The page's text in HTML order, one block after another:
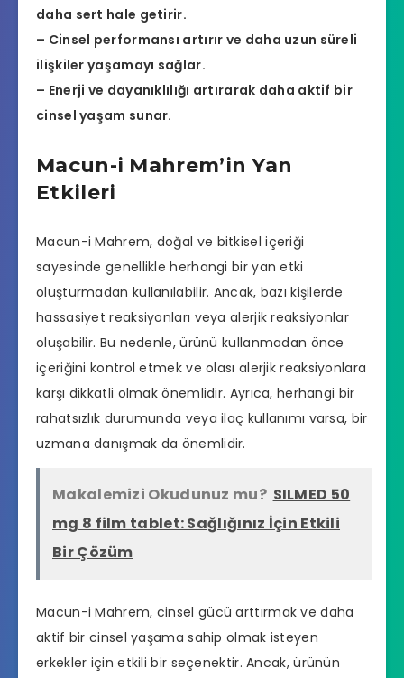
daha sert hale getirir.
– Cinsel performansı artırır ve daha uzun süreli
ilişkiler yaşamayı sağlar.
– Enerji ve dayanıklılığı artırarak daha aktif bir
cinsel yaşam sunar.
Macun-i Mahrem’in Yan
Etkileri
Macun-i Mahrem, doğal ve bitkisel içeriği
sayesinde genellikle herhangi bir yan etki
oluşturmadan kullanılabilir. Ancak, bazı kişilerde
hassasiyet reaksiyonları veya alerjik reaksiyonlar
oluşabilir. Bu nedenle, ürünü kullanmadan önce
içeriğini kontrol etmek ve olası alerjik reaksiyonlara
karşı dikkatli olmak önemlidir. Ayrıca, herhangi bir
rahatsızlık durumunda veya ilaç kullanımı varsa, bir
uzmana danışmak da önemlidir.
Makalemizi Okudunuz mu? SILMED 50
mg 8 film tablet: Sağlığınız İçin Etkili
Bir Çözüm
Macun-i Mahrem, cinsel gücü arttırmak ve daha
aktif bir cinsel yaşama sahip olmak isteyen
erkekler için etkili bir seçenektir. Ancak, ürünün